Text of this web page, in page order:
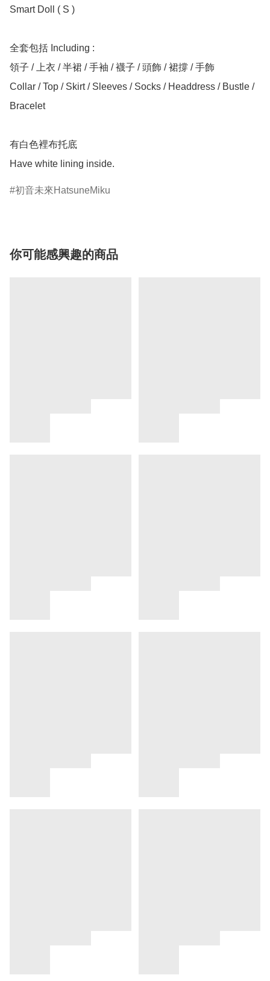
Smart Doll ( S )
全套包括 Including :
領子 / 上衣 / 半裙 / 手袖 / 襪子 / 頭飾 / 裙撐 / 手飾
Collar / Top / Skirt / Sleeves / Socks / Headdress / Bustle /
Bracelet
有白色裡布托底
初音未來HatsuneMiku
你可能感興趣的商品